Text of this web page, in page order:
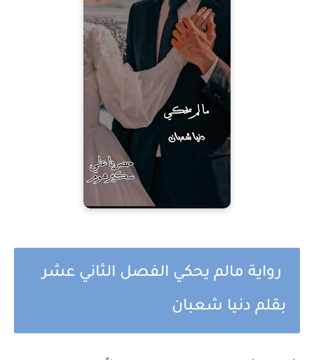
رواية مالم يحكي الفصل الثاني عشر
بقلم دنيا شعبان